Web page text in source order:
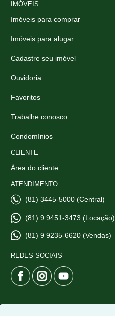
IMÓVEIS
Imóveis para comprar
Imóveis para alugar
Cadastre seu imóvel
Ouvidoria
Favoritos
Trabalhe conosco
Condomínios
CLIENTE
Área do cliente
ATENDIMENTO
(81) 3445-5000 (Central)
(81) 9 9451-3473 (Locação)
(81) 9 9235-6620 (Vendas)
REDES SOCIAIS